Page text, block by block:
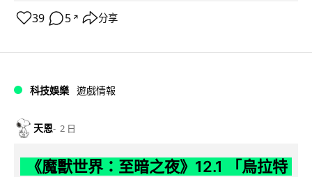
39 5 ↗ 分享
科技娛樂 遊戲情報
天恩 2 日
《魔獸世界：至暗之夜》12.1 「烏拉特